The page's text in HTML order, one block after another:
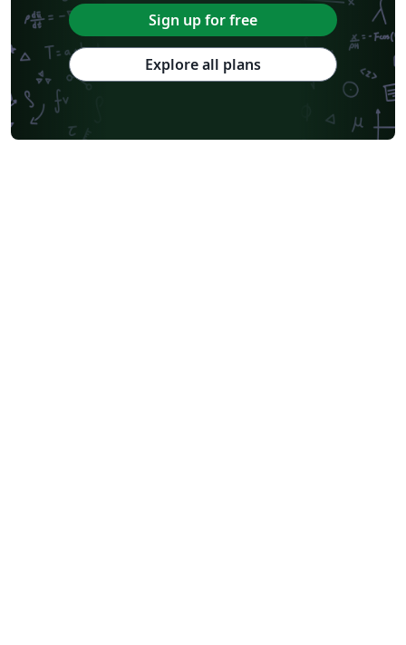
Sign up for free
Explore all plans